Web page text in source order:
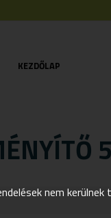
KEZDŐLAP
nem kerülnek